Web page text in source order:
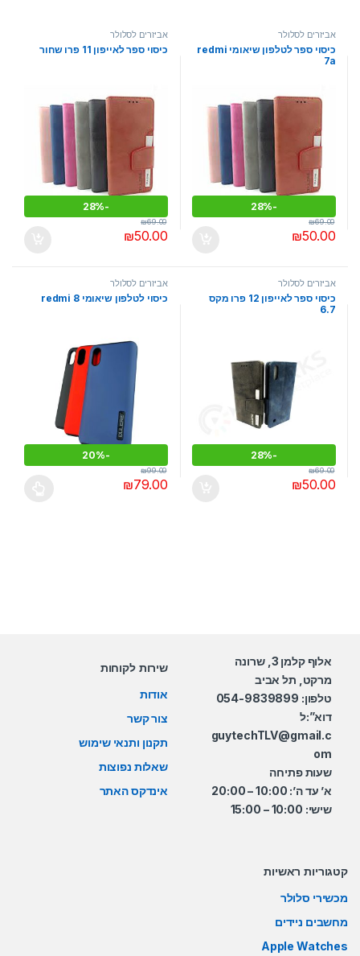
אביזרים לסלולר
כיסוי ספר לטלפון שיאומי redmi
7a
-
28%
₪50.00
₪69.00
אביזרים לסלולר
כיסוי ספר לאייפון 11 פרו שחור
-
28%
₪50.00
₪69.00
אביזרים לסלולר
כיסוי ספר לאייפון 12 פרו מקס
6.7
-
28%
₪50.00
₪69.00
אביזרים לסלולר
כיסוי לטלפון שיאומי redmi 8
-
20%
₪79.00
₪99.00
אלוף קלמן 3, שרונה
מרקט, תל אביב
טלפון: 054-9839899
דוא”:ל
guytechTLV@gmail.c
om
שעות פתיחה
א’ עד ה’: 10:00 – 20:00
שישי: 10:00 – 15:00
שירות לקוחות
אודות
צור קשר
תקנון ותנאי שימוש
שאלות נפוצות
אינדקס האתר
קטגוריות ראשיות
מכשירי סלולר
מחשבים ניידים
Apple Watches